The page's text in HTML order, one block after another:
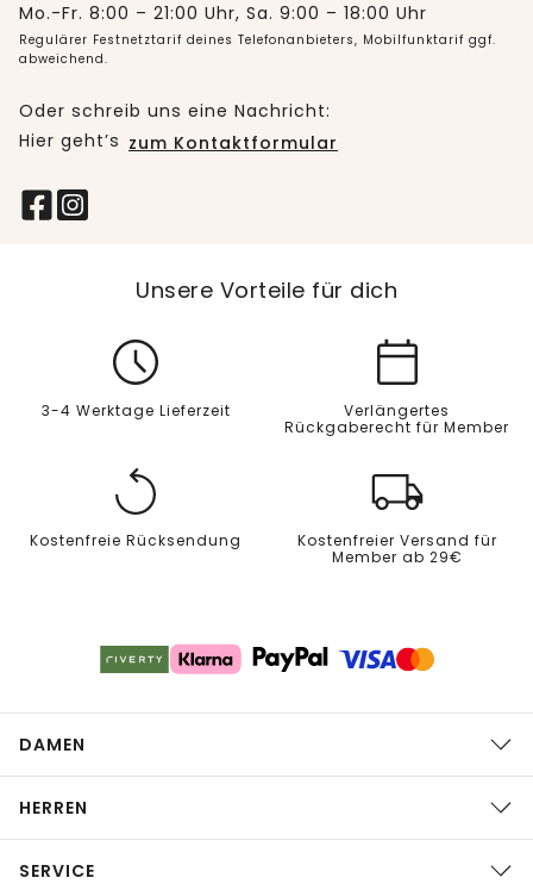
Mo.-Fr. 8:00 – 21:00 Uhr, Sa. 9:00 – 18:00 Uhr
Regulärer Festnetztarif deines Telefonanbieters, Mobilfunktarif ggf.
abweichend.
Oder schreib uns eine Nachricht:
Hier geht’s zum Kontaktformular
Unsere Vorteile für dich
3-4 Werktage Lieferzeit
Verlängertes
Rückgaberecht für Member
Kostenfreie Rücksendung
Kostenfreier Versand für
Member ab 29€
DAMEN
HERREN
SERVICE